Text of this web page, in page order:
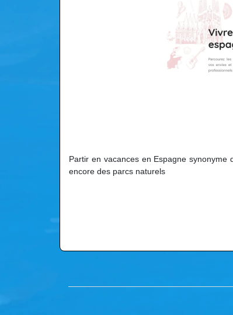
Partir en vacances en Espagne synonyme
encore des parcs naturels